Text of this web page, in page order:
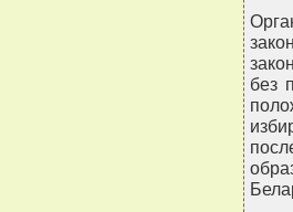
без